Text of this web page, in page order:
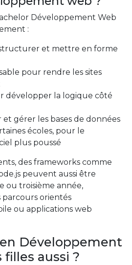
Développement Web
:
et mettre en forme
pour rendre les sites
développer la logique côté
gérer les bases de données
écoles, pour le
plus poussé
des frameworks comme
peuvent aussi être
ou troisième année,
orientés
ou applications web
Développement
aussi ?